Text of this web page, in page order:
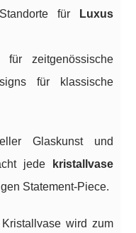
für
Luxus
zeitgenössische
für klassische
Glaskunst und
jede
kristallvase
Statement-Piece.
wird zum